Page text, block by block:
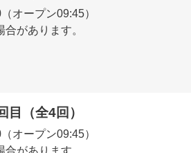
オープン09:45）
があります。
（全4回）
オープン09:45）
があります。